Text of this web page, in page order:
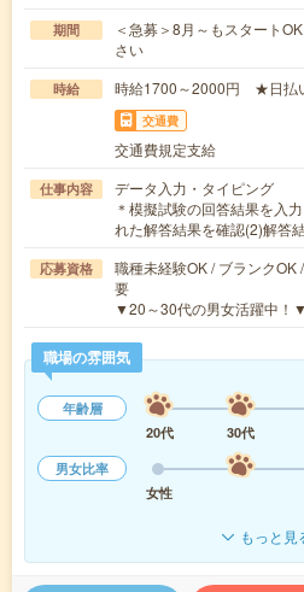
期間
＜急募＞8月～もスタート
さい
時給 時給1700～2000円 ★日払
交通費
交通費規定支給
仕事内容
データ入力・タイピング
＊模擬試験の回答結果を入
れた解答結果を確認(2)解答
応募資格
職種未経験OK / ブランクOK
要
▼20～30代の男女活躍中！
職場の雰囲気
年齢層
20代
30代
男女比率
女性
もっと見